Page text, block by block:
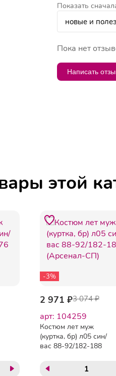
Показать
Пока нет
Написать
этой
-3%
2 971 ₽3 074 ₽
арт: 104259
Костюм лет муж
(куртка, бр) л05 син/
вас 88-92/182-188